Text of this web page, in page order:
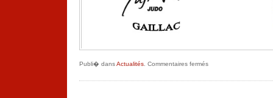
Publi� dansActualités Commentaires ferméssur
FIN